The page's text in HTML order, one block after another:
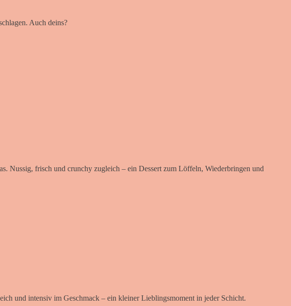
Auch deins?
Nussig, frisch und crunchy zugleich – ein Dessert zum Löffeln, Wiederbringen und
und intensiv im Geschmack – ein kleiner Lieblingsmoment in jeder Schicht.